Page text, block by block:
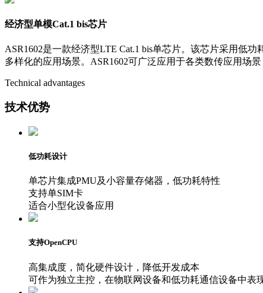
经济型单模Cat.1 bis芯片
ASR1602是一款经济型LTE Cat.1 bis单芯片。该芯片采用低
多样化的应用场景。ASR1602可广泛应用于各类数传应用场景
Technical advantages
技术优势
低功耗设计
单芯片集成PMU及小容量存储器，低功耗特性
支持单SIM卡
适合小型化设备应用
支持OpenCPU
高集成度，简化硬件设计，降低开发成本
可作为独立主控，在物联网设备和低功耗通信设备中表